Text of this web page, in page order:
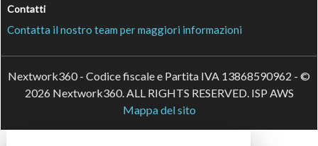
Contatti
Contatta il nostro team per maggiori informazioni
Nextwork360 - Codice fiscale e Partita IVA 13868590962 - ©
2026 Nextwork360. ALL RIGHTS RESERVED. ISP AWS
Mappa del sito